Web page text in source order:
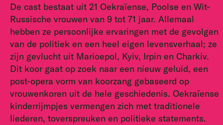
De cast bestaat uit 21 Oekraïense, Poolse en Wit-
Russische vrouwen van 9 tot 71 jaar. Allemaal
hebben ze persoonlijke ervaringen met de gevolgen
van de politiek en een heel eigen levensverhaal; ze
zijn gevlucht uit Marioepol, Kyiv, Irpin en Charkiv.
Dit koor gaat op zoek naar een nieuw geluid, een
post-opera vorm van koorzang gebaseerd op
vrouwenkoren uit de hele geschiedenis. Oekraïense
kinderrijmpjes vermengen zich met traditionele
liederen, toverspreuken en politieke statements.